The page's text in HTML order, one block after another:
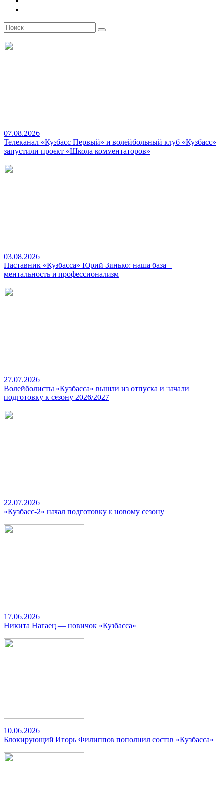
07.08.2026
Телеканал «Кузбасс Первый» и волейбольный клуб «Кузбасс»
запустили проект «Школа комментаторов»
03.08.2026
Наставник «Кузбасса» Юрий Зинько: наша база –
ментальность и профессионализм
27.07.2026
Волейболисты «Кузбасса» вышли из отпуска и начали
подготовку к сезону 2026/2027
22.07.2026
«Кузбасс-2» начал подготовку к новому сезону
17.06.2026
Никита Нагаец — новичок «Кузбасса»
10.06.2026
Блокирующий Игорь Филиппов пополнил состав «Кузбасса»